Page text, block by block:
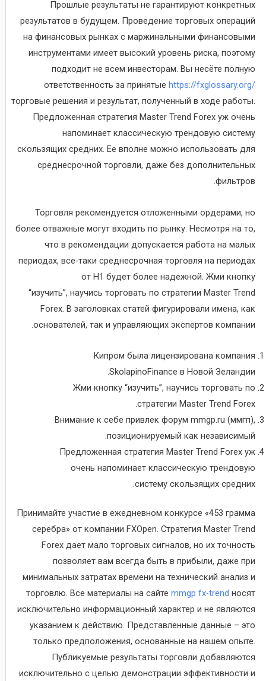
Прошлые результаты не гарантируют конкретных
результатов в будущем. Проведение торговых операций
на финансовых рынках с маржинальными финансовыми
инструментами имеет высокий уровень риска, поэтому
подходит не всем инвесторам. Вы несёте полную
ответственность за принятые https://fxglossary.org/
торговые решения и результат, полученный в ходе работы.
Предложенная стратегия Master Trend Forex уж очень
напоминает классическую трендовую систему
скользящих средних. Ее вполне можно использовать для
среднесрочной торговли, даже без дополнительных
фильтров.
Торговля рекомендуется отложенными ордерами, но
более отважные могут входить по рынку. Несмотря на то,
что в рекомендации допускается работа на малых
периодах, все-таки среднесрочная торговля на периодах
от H1 будет более надежной. Жми кнопку
“изучить”, научись торговать по стратегии Master Trend
Forex. В заголовках статей фигурировали имена, как
основателей, так и управляющих экспертов компании.
Кипром была лицензирована компания
SkolapinoFinance в Новой Зеландии.
Жми кнопку “изучить”, научись торговать по
стратегии Master Trend Forex.
Внимание к себе привлек форум mmgp.ru (ммгп),
позиционируемый как независимый.
Предложенная стратегия Master Trend Forex уж
очень напоминает классическую трендовую
систему скользящих средних.
Принимайте участие в ежедневном конкурсе «453 грамма
серебра» от компании FXOpen. Стратегия Master Trend
Forex дает мало торговых сигналов, но их точность
позволяет вам всегда быть в прибыли, даже при
минимальных затратах времени на технический анализ и
торговлю. Все материалы на сайтеmmgp fx-trend носят
исключительно информационный характер и не являются
указанием к действию. Представленные данные – это
только предположения, основанные на нашем опыте.
Публикуемые результаты торговли добавляются
исключительно с целью демонстрации эффективности и